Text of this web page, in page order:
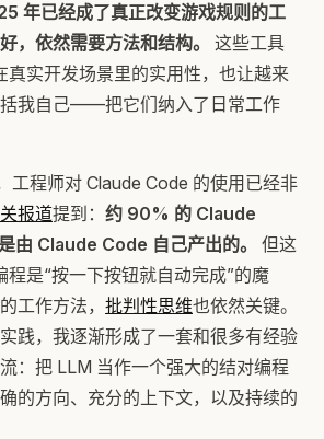
年已经成了真正改变游戏规则的工
，依然需要方法和结构。
这些工具
真实开发场景里的实用性，也让越来
我自己——把它们纳入了日常工作
工程师对 Claude Code 的使用已经非
报道提到： 约 90% 的 Claude
由 Claude Code 自己产出的。
但这
程是“按一下按钮就自动完成”的魔
工作方法， 批判性思维也依然关键。
践，我逐渐形成了一套和很多有经验
：把 LLM 当作一个强大的结对编程
方向、充分的上下文，以及持续的